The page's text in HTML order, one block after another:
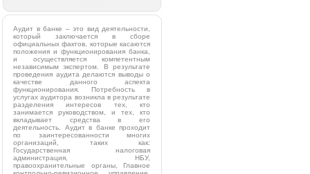
Аудит в банке – это вид деятельности,
который заключается в сборе
официальных фактов, которые касаются
положения и функционирования банка,
и осуществляется компетентным
независимым экспертом. В результате
проведения аудита делаются выводы о
качестве данного аспекта
функционирования. Потребность в
услугах аудитора возникла в результате
разделения интересов тех, кто
занимается руководством, и тех, кто
вкладывает средства в его
деятельность. Аудит в банке проходит
по заинтересованности многих
организаций, таких как:
Государственная налоговая
администрация, НБУ,
правоохранительные органы, Главное